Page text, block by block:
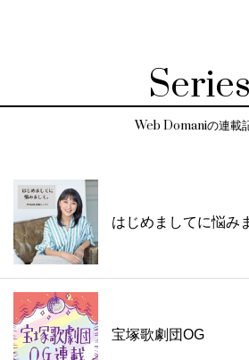
Series
Web Domaniの連載
はじめましてに悩み
宝塚歌劇団OG